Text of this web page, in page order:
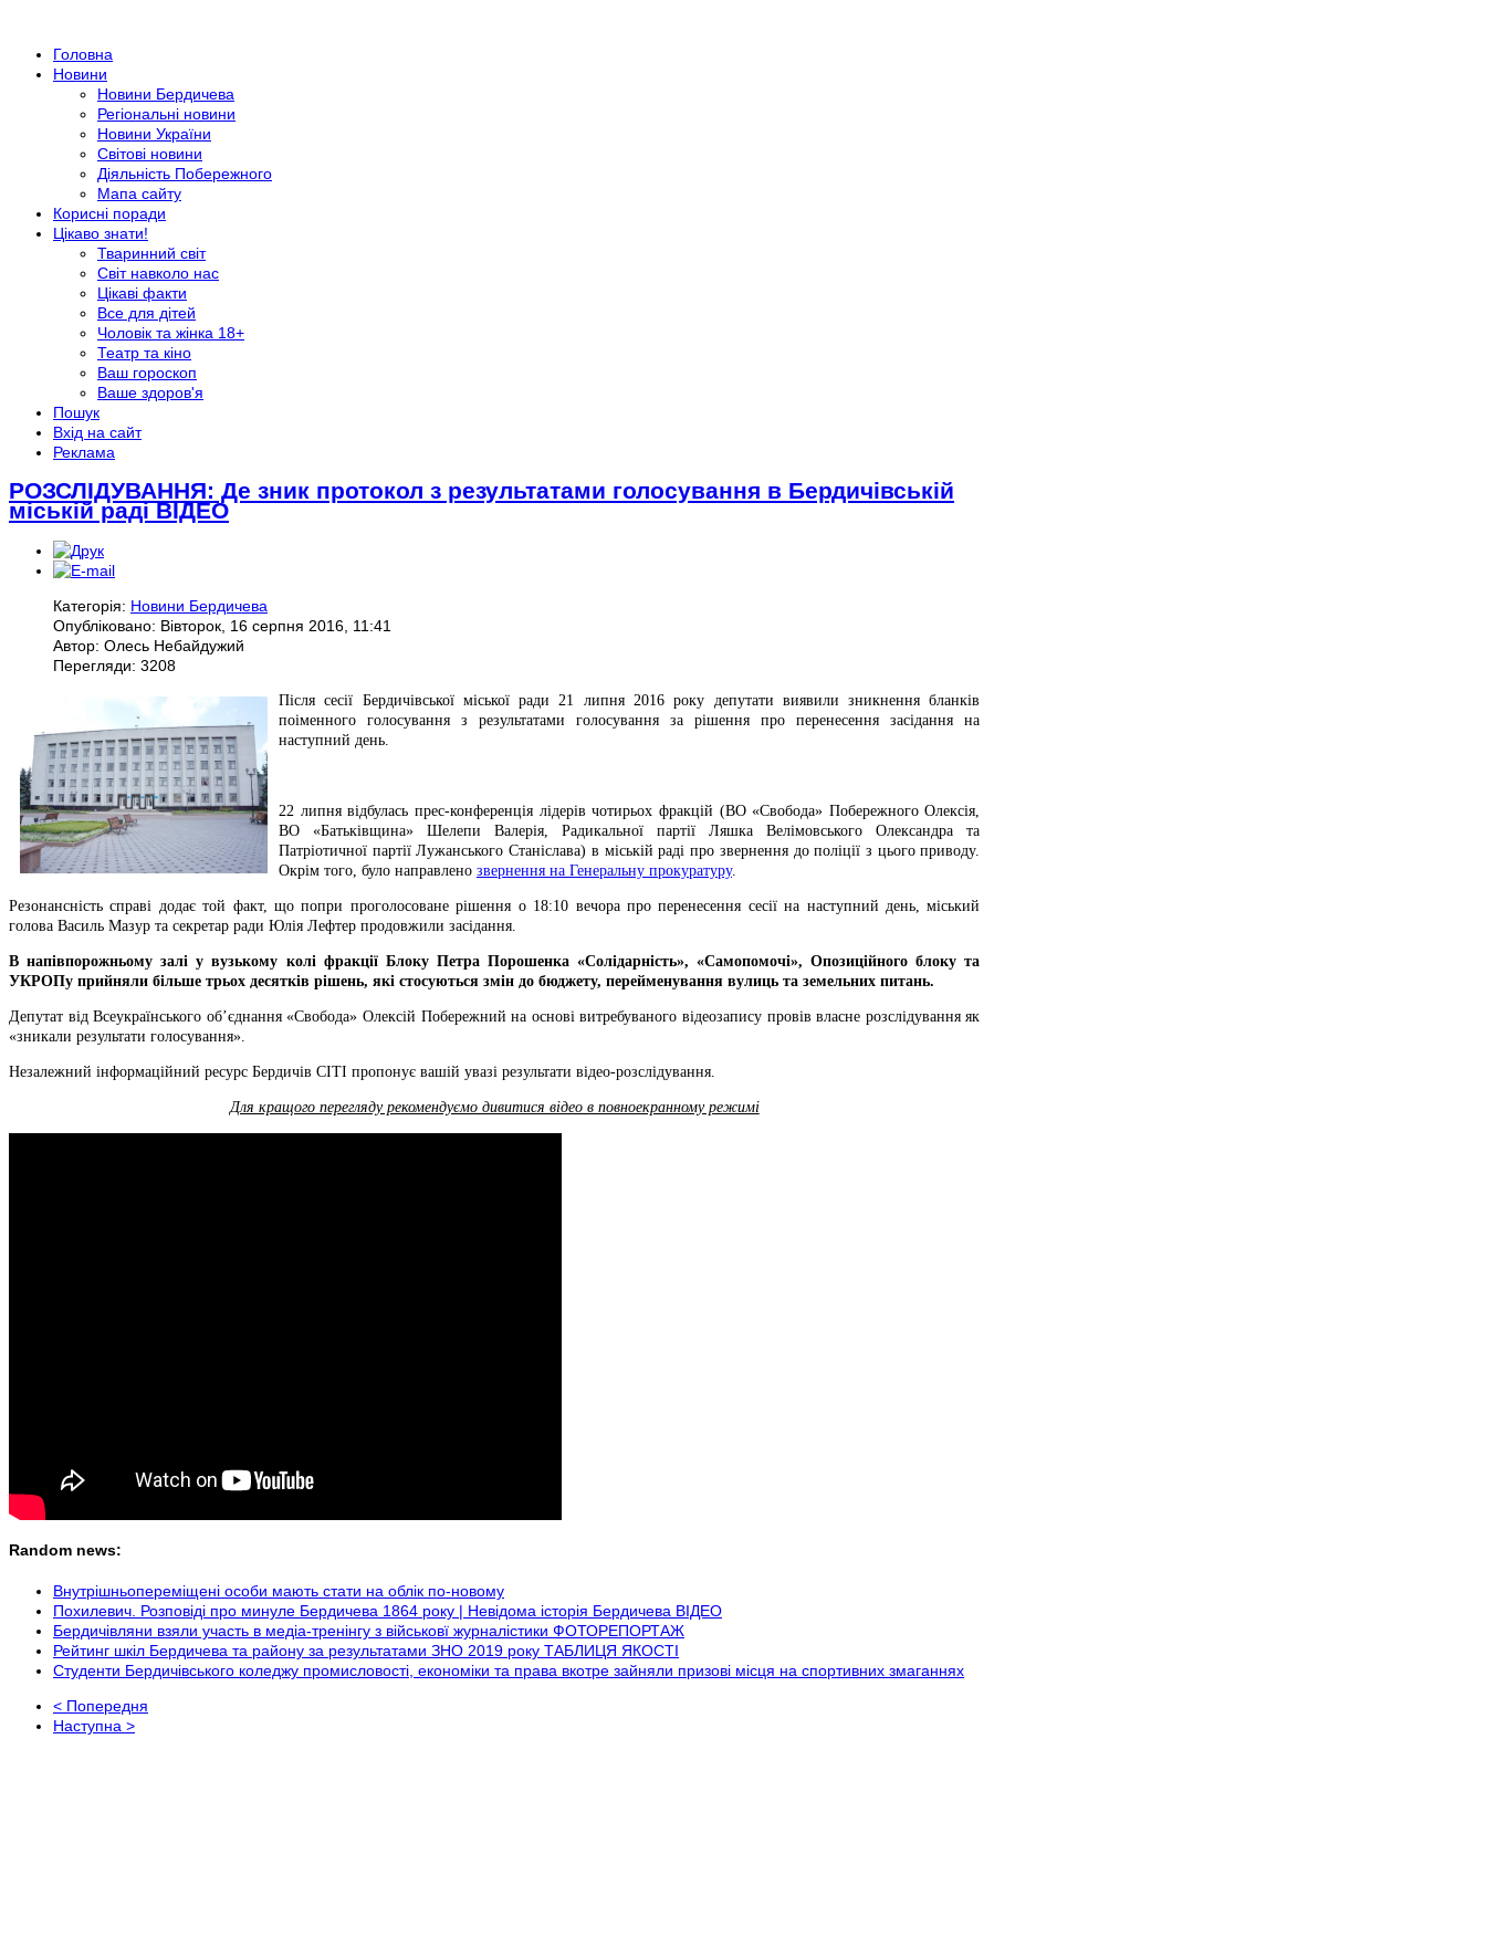
Головна
Новини
Новини Бердичева
Регіональні новини
Новини України
Світові новини
Діяльність Побережного
Мапа сайту
Корисні поради
Цікаво знати!
Тваринний світ
Світ навколо нас
Цікаві факти
Все для дітей
Чоловік та жінка 18+
Театр та кіно
Ваш гороскоп
Ваше здоров'я
Пошук
Вхід на сайт
Реклама
РОЗСЛІДУВАННЯ: Де зник протокол з результатами голосування в Бердичівській
міській раді ВІДЕО
Категорія: Новини Бердичева
Опубліковано: Вівторок, 16 серпня 2016, 11:41
Автор: Олесь Небайдужий
Перегляди: 3208
Після сесії Бердичівської міської ради 21 липня 2016 року депутати виявили зникнення бланків
поіменного голосування з результатами голосування за рішення про перенесення засідання на
наступний день.
22 липня відбулась прес-конференція лідерів чотирьох фракцій (ВО «Свобода» Побережного Олексія,
ВО «Батьківщина» Шелепи Валерія, Радикальної партії Ляшка Велімовського Олександра та
Патріотичної партії Лужанського Станіслава) в міській раді про звернення до поліції з цього приводу.
Окрім того, було направлено звернення на Генеральну прокуратуру.
Резонансність справі додає той факт, що попри проголосоване рішення о 18:10 вечора про перенесення сесії на наступний день, міський
голова Василь Мазур та секретар ради Юлія Лефтер продовжили засідання.
В напівпорожньому залі у вузькому колі фракції Блоку Петра Порошенка «Солідарність», «Самопомочі», Опозиційного блоку та
УКРОПу прийняли більше трьох десятків рішень, які стосуються змін до бюджету, перейменування вулиць та земельних питань.
Депутат від Всеукраїнського об’єднання «Свобода» Олексій Побережний на основі витребуваного відеозапису провів власне розслідування як
«зникали результати голосування».
Незалежний інформаційний ресурс Бердичів СІТІ пропонує вашій увазі результати відео-розслідування.
Для кращого перегляду рекомендуємо дивитися відео в повноекранному режимі
Random news:
Внутрішньопереміщені особи мають стати на облік по-новому
Похилевич. Розповіді про минуле Бердичева 1864 року | Невідома історія Бердичева ВІДЕО
Бердичівляни взяли участь в медіа-тренінгу з військовї журналістики ФОТОРЕПОРТАЖ
Рейтинг шкіл Бердичева та району за результатами ЗНО 2019 року ТАБЛИЦЯ ЯКОСТІ
Студенти Бердичівського коледжу промисловості, економіки та права вкотре зайняли призові місця на спортивних змаганнях
< Попередня
Наступна >